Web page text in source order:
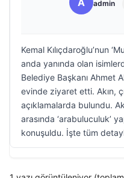
A admin
Kemal Kılıçdaroğlu’nun
anda yanında olan
Belediye Başkanı Ahmet
evinde ziyaret etti. Akın,
açıklamalarda bulundu.
arasında ‘arabuluculuk’
konuşuldu. İşte tüm